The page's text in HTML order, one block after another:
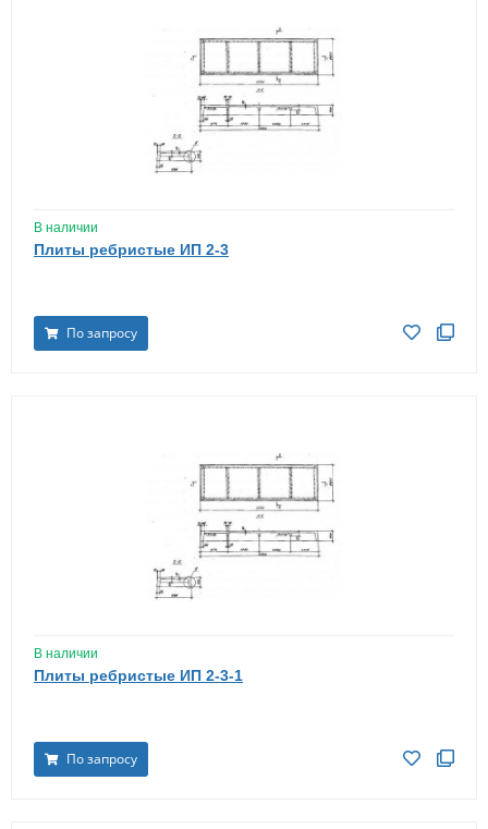
В наличии
Плиты ребристые ИП 2-3
По запросу
В наличии
Плиты ребристые ИП 2-3-1
По запросу